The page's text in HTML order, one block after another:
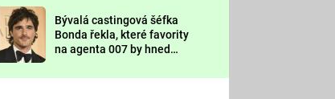
Sledujte nás
Bývalá castingová šéfka
Bonda řekla, které favority
na agenta 007 by hned